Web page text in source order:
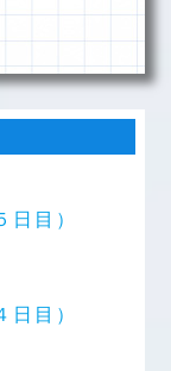
日目）
日目）